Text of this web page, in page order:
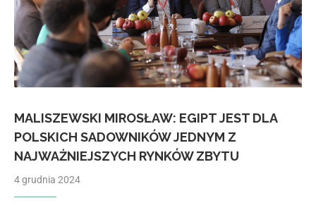
MALISZEWSKI MIROSŁAW: EGIPT JEST DLA
POLSKICH SADOWNIKÓW JEDNYM Z
NAJWAŻNIEJSZYCH RYNKÓW ZBYTU
4 grudnia 2024